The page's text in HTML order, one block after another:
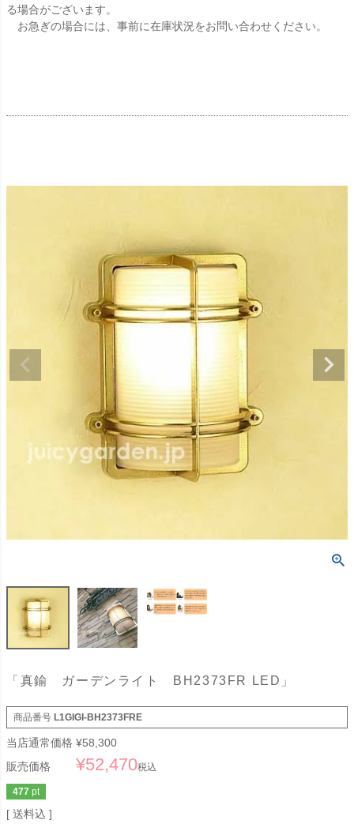
る場合がございます。
お急ぎの場合には、事前に在庫状況をお問い合わせください。
「真鍮 ガーデンライト BH2373FR LED」
商品番号 L1GIGI-BH2373FRE
当店通常価格 ¥58,300
販売価格
¥52,470税込
477 pt
送料込